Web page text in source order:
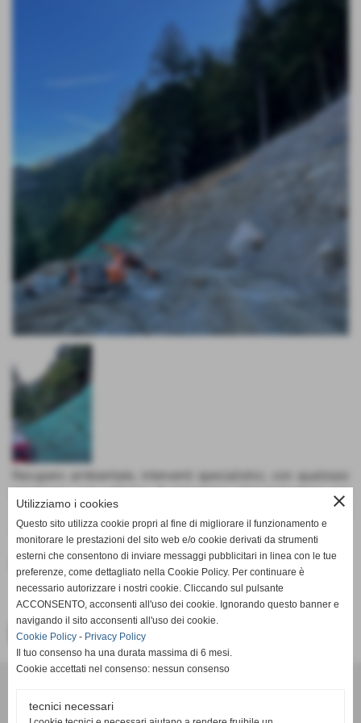
Recupero ambientale, interventi specialistici, con qualsiasi
pendenza, con utilizzo di macchina idroseminatrice per
ottenere il migliore risultato, anche in situazioni
impegnative
Esperienza ventennale in materia di tappeti erbosi.
<< PRECEDENTE
close
Utilizziamo i cookies
Questo sito utilizza cookie propri al fine di migliorare il funzionamento e
monitorare le prestazioni del sito web e/o cookie derivati da strumenti
esterni che consentono di inviare messaggi pubblicitari in linea con le tue
preferenze, come dettagliato nella Cookie Policy. Per continuare è
necessario autorizzare i nostri cookie. Cliccando sul pulsante
ACCONSENTO, acconsenti all'uso dei cookie. Ignorando questo banner e
navigando il sito acconsenti all'uso dei cookie.
Cookie Policy - Privacy Policy
Il tuo consenso ha una durata massima di 6 mesi.
Cookie accettati nel consenso: nessun consenso
tecnici necessari